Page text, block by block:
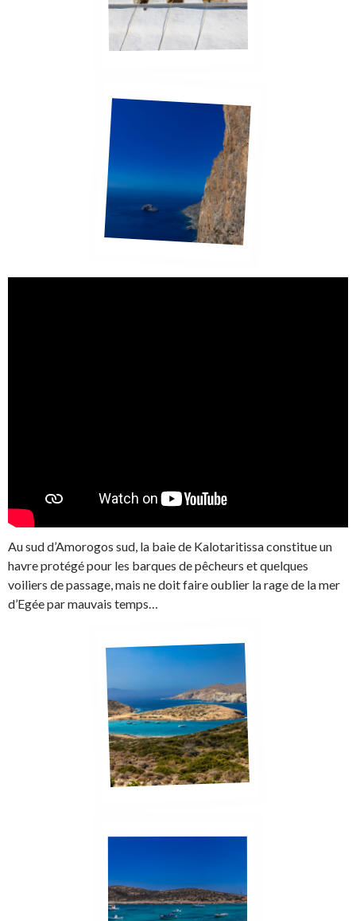
Au sud d’Amorogos sud, la baie de Kalotaritissa constitue un
havre protégé pour les barques de pêcheurs et quelques
voiliers de passage, mais ne doit faire oublier la rage de la mer
d’Egée par mauvais temps…